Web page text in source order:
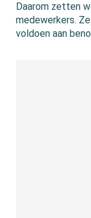
Daarom zetten
medewerkers.
voldoen aan